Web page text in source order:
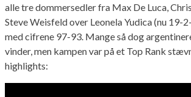
alle tre dommersedler fra Max De Luca,
Steve Weisfeld over Leonela Yudica (nu 19-
med cifrene 97-93. Mange så dog
vinder, men kampen var på et Top Rank
highlights: